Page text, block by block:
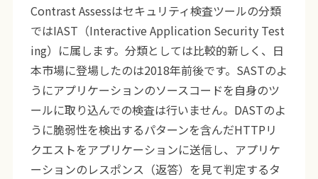
Contrast Assessはセキュリティ検査ツールの分類
ではIAST（Interactive Application Security Test
ing）に属します。分類としては比較的新しく、日
本市場に登場したのは2018年前後です。SASTのよ
うにアプリケーションのソースコードを自身のツ
ールに取り込んでの検査は行いません。DASTのよ
うに脆弱性を検出するパターンを含んだHTTPリ
クエストをアプリケーションに送信し、アプリケ
ーションのレスポンス（返答）を見て判定するタ